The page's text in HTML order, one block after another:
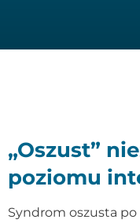
„Oszust”
poziomu
Syndrom oszusta